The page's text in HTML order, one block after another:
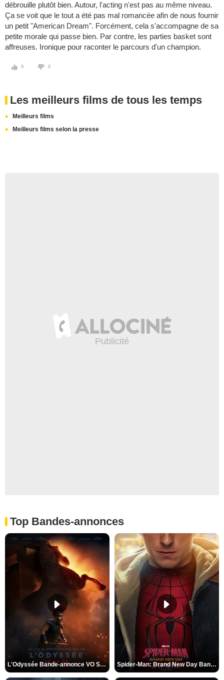
débrouille plutôt bien. Autour, l'acting n'est pas au même niveau.
Ça se voit que le tout a été pas mal romancée afin de nous fournir
un petit "American Dream". Forcément, cela s'accompagne de sa
petite morale qui passe bien. Par contre, les parties basket sont
affreuses. Ironique pour raconter le parcours d'un champion.
0 0
Les meilleurs films de tous les temps
Meilleurs films
Meilleurs films selon la presse
Top Bandes-annonces
L'Odyssée Bande-annonce VO STFR Spider-Man: Brand New Day Bande-annonce VO STFR